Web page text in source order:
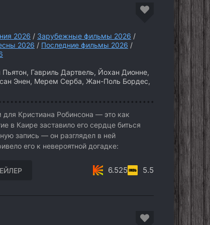
2026 / Зарубежные фильмы 2026 /
2026 / Последние фильмы 2026 /
Гавриль Дартвель, Йохан Дионне,
Энен, Мерем Серба, Жан-Поль Бордес,
для Кристиана Робинсона — это как
в Каире заставило его сердце биться
запись — он разглядел в ней
его к невероятной догадке:
6.525 5.5